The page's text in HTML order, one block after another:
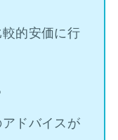
的安価に行
ドバイスが